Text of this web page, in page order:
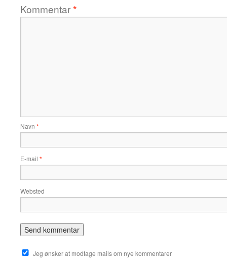
Kommentar*
Navn *
E-mail *
Websted
Jeg ønsker at modtage mails om nye kommentarer